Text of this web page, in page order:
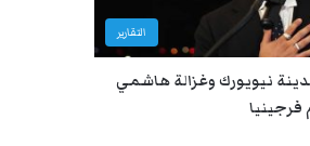
التقارير
نيويورك وغزالة هاشمي